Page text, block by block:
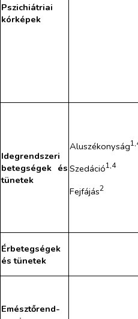
Pszichiátriai
kórképek
Idegrendszeri
betegségek és
tünetek
Aluszékonyság
Szedáció1,4
Fejfájás2
Érbetegségek
és tünetek
Emésztőrend-